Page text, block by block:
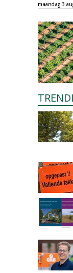
maandag 3